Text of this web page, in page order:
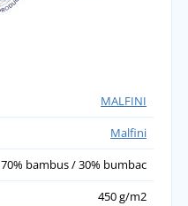
MALFINI
Malfini
70% bambus / 30% bumbac
450 g/m2